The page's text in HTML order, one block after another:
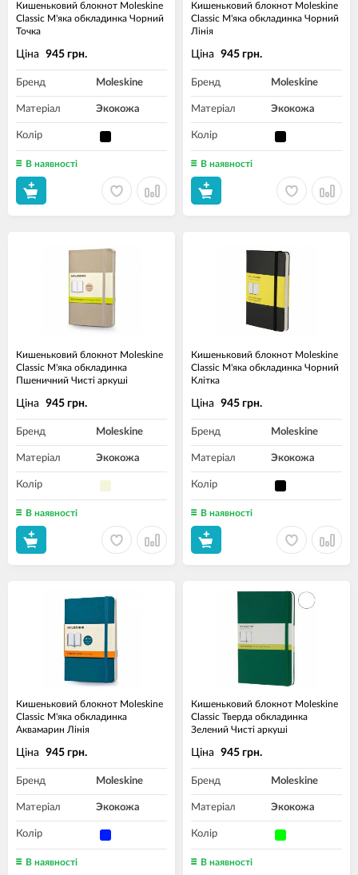
Кишеньковий блокнот Moleskine
Classic М'яка обкладинка Чорний
Точка
Ціна 945 грн.
Бренд Moleskine
Матеріал Экокожа
Колір
В наявності
Кишеньковий блокнот Moleskine
Classic М'яка обкладинка Чорний
Лінія
Ціна 945 грн.
Бренд Moleskine
Матеріал Экокожа
Колір
В наявності
Кишеньковий блокнот Moleskine
Classic М'яка обкладинка
Пшеничний Чисті аркуші
Ціна 945 грн.
Бренд Moleskine
Матеріал Экокожа
Колір
В наявності
Кишеньковий блокнот Moleskine
Classic М'яка обкладинка Чорний
Клітка
Ціна 945 грн.
Бренд Moleskine
Матеріал Экокожа
Колір
В наявності
Кишеньковий блокнот Moleskine
Classic М'яка обкладинка
Аквамарин Лінія
Ціна 945 грн.
Бренд Moleskine
Матеріал Экокожа
Колір
В наявності
Кишеньковий блокнот Moleskine
Classic Тверда обкладинка
Зелений Чисті аркуші
Ціна 945 грн.
Бренд Moleskine
Матеріал Экокожа
Колір
В наявності